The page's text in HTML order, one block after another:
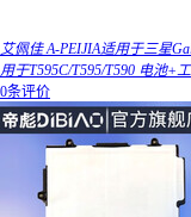
艾佩佳 A-PEIJIA适用于三星
用于T595C/T595/T590 电池+工
0条评价